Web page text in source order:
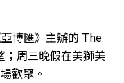
博匯》主辦的 The
周三晚假在美獅美
歡聚。